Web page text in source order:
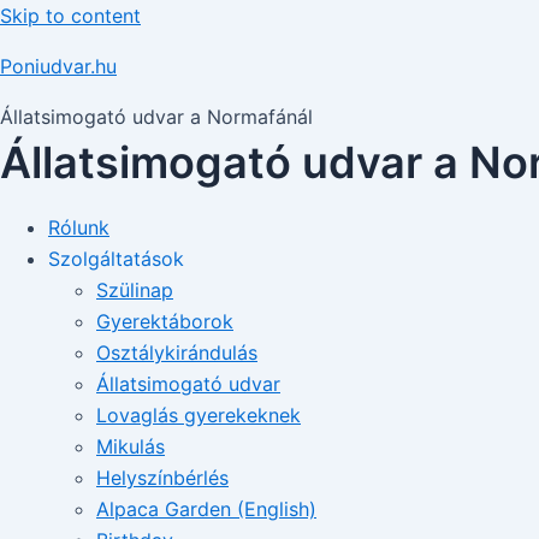
Skip to content
Poniudvar.hu
Állatsimogató udvar a Normafánál
Állatsimogató udvar a
Rólunk
Szolgáltatások
Szülinap
Gyerektáborok
Osztálykirándulás
Állatsimogató udvar
Lovaglás gyerekeknek
Mikulás
Helyszínbérlés
Alpaca Garden (English)